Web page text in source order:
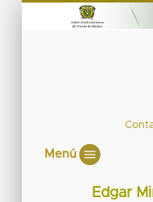
Menú
Edgar